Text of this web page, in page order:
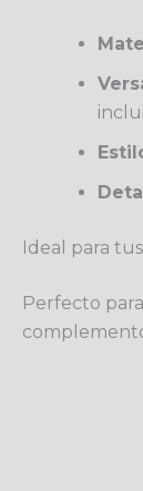
Ideal para
Perfecto